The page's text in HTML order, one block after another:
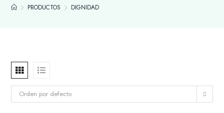
PRODUCTOS DIGNIDAD
Orden por defecto